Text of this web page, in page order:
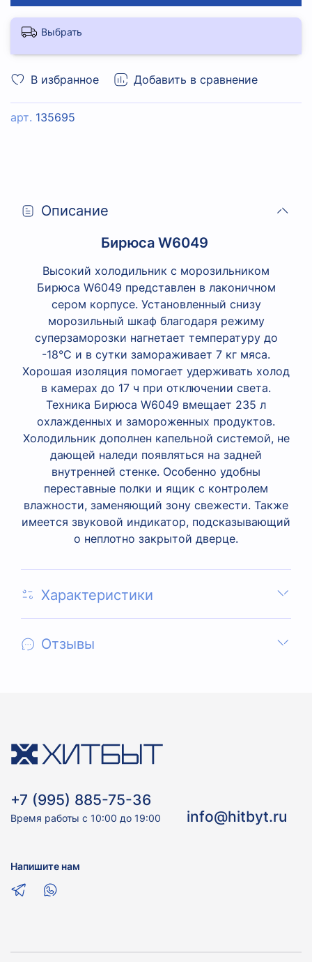
В избранное Добавить в сравнение
арт. 135695
Выбрать
Описание
Бирюса W6049
Высокий холодильник с морозильником
Бирюса W6049 представлен в лаконичном
сером корпусе. Установленный снизу
морозильный шкаф благодаря режиму
суперзаморозки нагнетает температуру до
-18°C и в сутки замораживает 7 кг мяса.
Хорошая изоляция помогает удерживать холод
в камерах до 17 ч при отключении света.
Техника Бирюса W6049 вмещает 235 л
охлажденных и замороженных продуктов.
Холодильник дополнен капельной системой, не
дающей наледи появляться на задней
внутренней стенке. Особенно удобны
переставные полки и ящик с контролем
влажности, заменяющий зону свежести. Также
имеется звуковой индикатор, подсказывающий
о неплотно закрытой дверце.
Характеристики
Отзывы
+7 (995) 885-75-36
Время работы с 10:00 до 19:00 info@hitbyt.ru
Напишите нам